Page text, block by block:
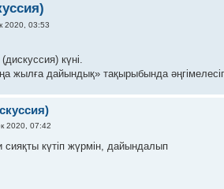
2020, 03:53
(дискуссия) күні.
жылға дайындық» тақырыбында
2020, 07:42
күтіп жүрмін, дайындалып